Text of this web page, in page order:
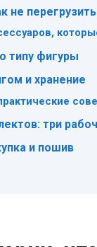
не
типу фигуры
и хранение
три
и пошив